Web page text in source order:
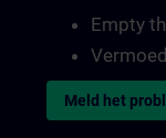
Empty
Meld het